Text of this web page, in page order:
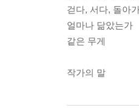
걷다, 서다, 돌아
얼마나 닮았는가
같은 무게
작가의 말